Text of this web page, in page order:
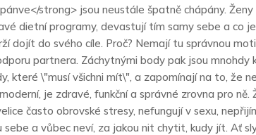
strong> jsou neustále špatně chápány.
dietní programy, devastují tím samy sebe a co
dojít do svého cíle. Proč? Nemají tu správnou
partnera. Záchytnými body pak jsou
které \"musí všichni mít\", a zapomínají na to, že
je zdravé, funkční a správné zrovna pro ně.
často obrovské stresy, nefungují v sexu,
sebe a vůbec neví, za jakou nit chytit, kudy jít. Ať